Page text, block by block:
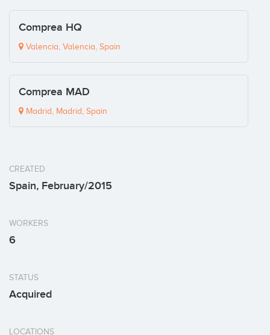
Comprea HQ
Valencia, Valencia, Spain
Comprea MAD
Madrid, Madrid, Spain
CREATED
Spain, February/2015
WORKERS
6
STATUS
Acquired
LOCATIONS